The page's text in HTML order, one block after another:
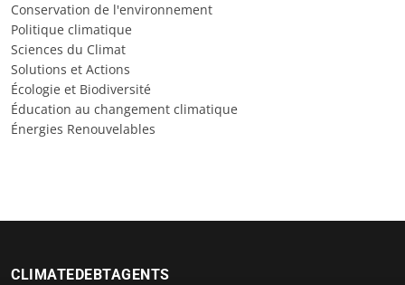
Conservation de l'environnement
Politique climatique
Sciences du Climat
Solutions et Actions
Écologie et Biodiversité
Éducation au changement climatique
Énergies Renouvelables
CLIMATEDEBTAGENTS